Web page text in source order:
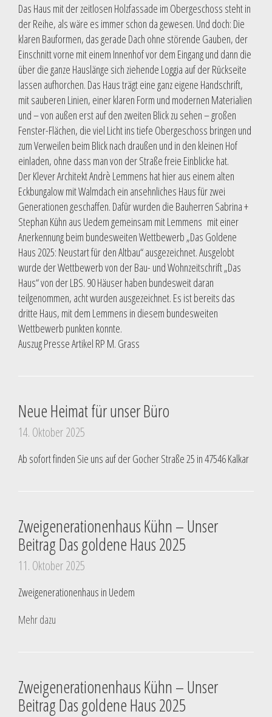
Das Haus mit der zeitlosen Holzfassade im Obergeschoss steht in
der Reihe, als wäre es immer schon da gewesen. Und doch: Die
klaren Bauformen, das gerade Dach ohne störende Gauben, der
Einschnitt vorne mit einem Innenhof vor dem Eingang und dann die
über die ganze Hauslänge sich ziehende Loggia auf der Rückseite
lassen aufhorchen. Das Haus trägt eine ganz eigene Handschrift,
mit sauberen Linien, einer klaren Form und modernen Materialien
und – von außen erst auf den zweiten Blick zu sehen – großen
Fenster-Flächen, die viel Licht ins tiefe Obergeschoss bringen und
zum Verweilen beim Blick nach draußen und in den kleinen Hof
einladen, ohne dass man von der Straße freie Einblicke hat.
Der Klever Architekt Andrè Lemmens hat hier aus einem alten
Eckbungalow mit Walmdach ein ansehnliches Haus für zwei
Generationen geschaffen. Dafür wurden die Bauherren Sabrina +
Stephan Kühn aus Uedem gemeinsam mit Lemmens mit einer
Anerkennung beim bundesweiten Wettbewerb „Das Goldene
Haus 2025: Neustart für den Altbau“ ausgezeichnet. Ausgelobt
wurde der Wettbewerb von der Bau- und Wohnzeitschrift „Das
Haus“ von der LBS. 90 Häuser haben bundesweit daran
teilgenommen, acht wurden ausgezeichnet. Es ist bereits das
dritte Haus, mit dem Lemmens in diesem bundesweiten
Wettbewerb punkten konnte.
Auszug Presse Artikel RP M. Grass
Neue Heimat für unser Büro
14. Oktober 2025
Ab sofort finden Sie uns auf der Gocher Straße 25 in 47546 Kalkar
Zweigenerationenhaus Kühn – Unser
Beitrag Das goldene Haus 2025
11. Oktober 2025
Zweigenerationenhaus in Uedem
Mehr dazu
Zweigenerationenhaus Kühn – Unser
Beitrag Das goldene Haus 2025